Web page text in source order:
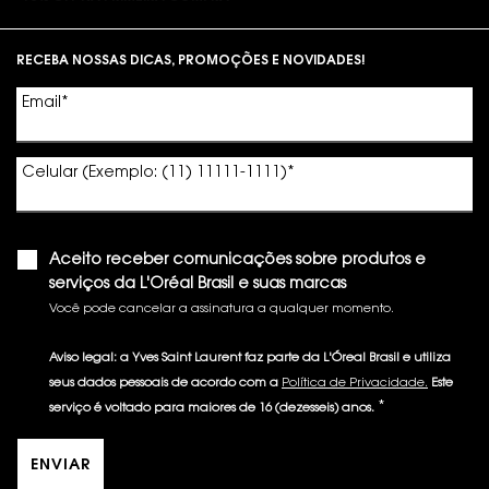
RECEBA NOSSAS DICAS, PROMOÇÕES E NOVIDADES!
Email *
Celular (Exemplo: (11) 11111-1111) *
Aceito receber comunicações sobre produtos e
serviços da L'Oréal Brasil e suas marcas
Você pode cancelar a assinatura a qualquer momento.​
Aviso legal: a Yves Saint Laurent faz parte da L'Óreal Brasil e utiliza
seus dados pessoais de acordo com a Política de Privacidade. Este
serviço é voltado para maiores de 16 (dezesseis) anos. *
ENVIAR